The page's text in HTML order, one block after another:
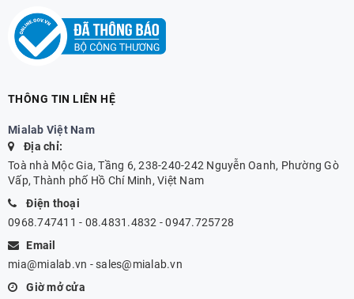
THÔNG TIN LIÊN HỆ
Mialab Việt Nam
Địa chỉ:
Toà nhà Mộc Gia, Tầng 6, 238-240-242 Nguyễn Oanh, Phường Gò
Vấp, Thành phố Hồ Chí Minh, Việt Nam
Điện thoại
0968.747411 - 08.4831.4832 - 0947.725728
Email
mia@mialab.vn -sales@mialab.vn
Giờ mở cửa